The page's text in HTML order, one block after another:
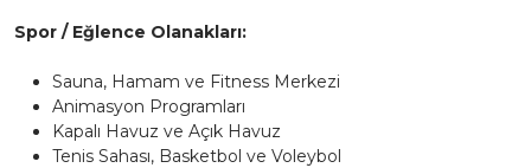
Spor / Eğlence Olanakları:
Sauna, Hamam ve Fitness Merkezi
Animasyon Programları
Kapalı Havuz ve Açık Havuz
Tenis Sahası, Basketbol ve Voleybol